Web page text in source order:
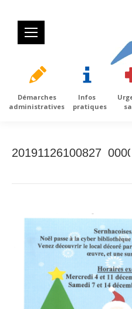
Démarches
administratives
Infos
pratiques